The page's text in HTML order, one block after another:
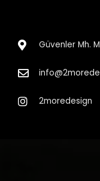
Güvenler Mh.
2moredesign